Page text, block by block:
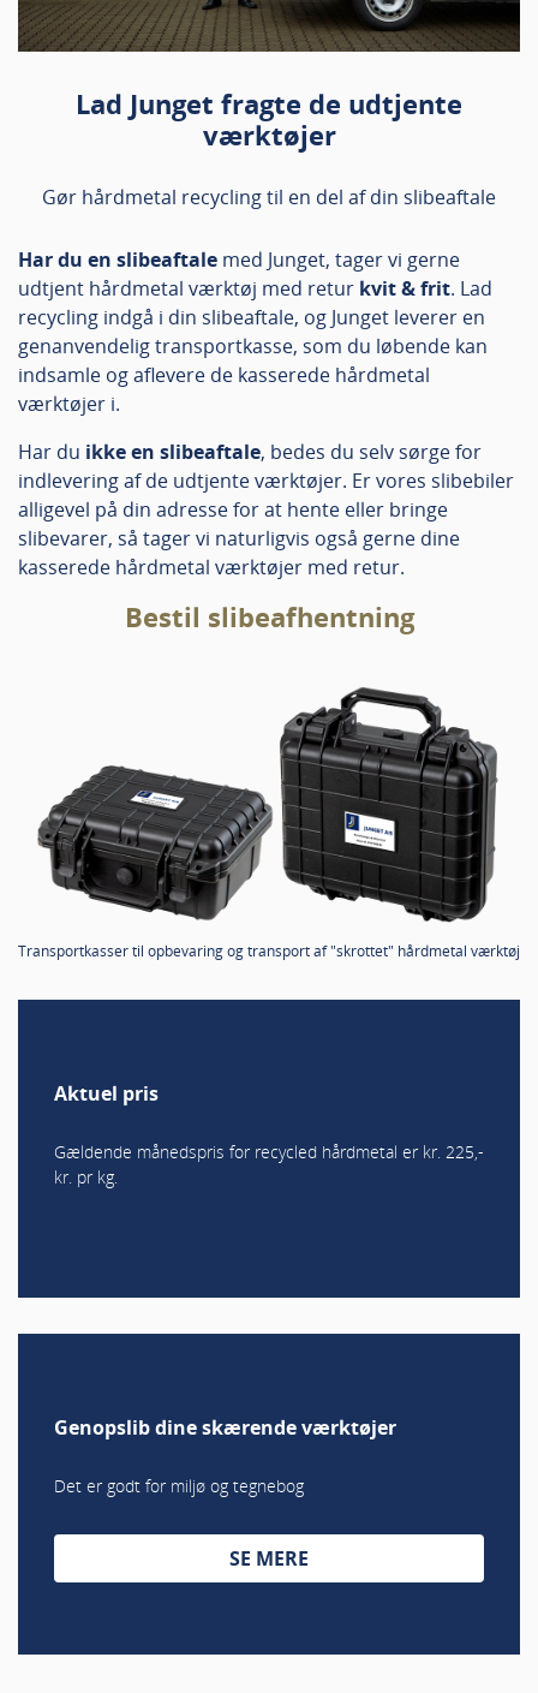
Lad Junget fragte de udtjente
værktøjer
Gør hårdmetal recycling til en del af din slibeaftale
Har du en slibeaftale med Junget, tager vi gerne
udtjent hårdmetal værktøj med retur kvit & frit. Lad
recycling indgå i din slibeaftale, og Junget leverer en
genanvendelig transportkasse, som du løbende kan
indsamle og aflevere de kasserede hårdmetal
værktøjer i.
Har du ikke en slibeaftale, bedes du selv sørge for
indlevering af de udtjente værktøjer. Er vores slibebiler
alligevel på din adresse for at hente eller bringe
slibevarer, så tager vi naturligvis også gerne dine
kasserede hårdmetal værktøjer med retur.
Bestil slibeafhentning
Transportkasser til opbevaring og transport af "skrottet" hårdmetal værktøj
Aktuel pris
Gældende månedspris for recycled hårdmetal er kr. 225,-
kr. pr kg.
Genopslib dine skærende værktøjer
Det er godt for miljø og tegnebog
SE MERE